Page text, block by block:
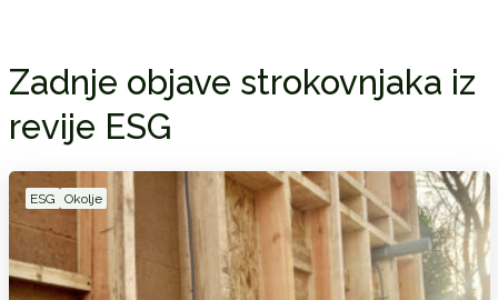
Zadnje objave strokovnjaka iz
revije ESG
ESG Okolje